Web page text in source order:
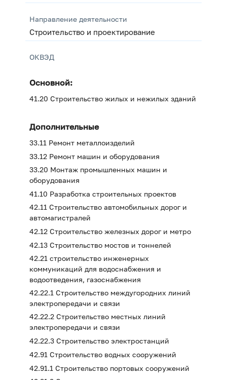
Направление деятельности
Строительство и проектирование
ОКВЭД
Основной:
41.20 Строительство жилых и нежилых зданий
Дополнительные
33.11 Ремонт металлоизделий
33.12 Ремонт машин и оборудования
33.20 Монтаж промышленных машин и
оборудования
41.10 Разработка строительных проектов
42.11 Строительство автомобильных дорог и
автомагистралей
42.12 Строительство железных дорог и метро
42.13 Строительство мостов и тоннелей
42.21 строительство инженерных
коммуникаций для водоснабжения и
водоотведения, газоснабжения
42.22.1 Строительство междугородних линий
электропередачи и связи
42.22.2 Строительство местных линий
электропередачи и связи
42.22.3 Строительство электростанций
42.91 Строительство водных сооружений
42.91.1 Строительство портовых сооружений